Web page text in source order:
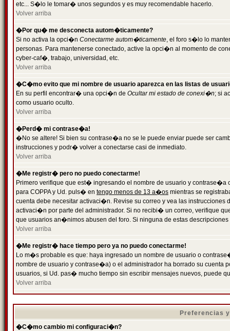
etc... S�lo le tomar� unos segundos y es muy recomendable hacerlo.
Volver arriba
�Por qu� me desconecta autom�ticamente?
Si no activa la opci�n Conectarme autom�ticamente, el foro s�lo lo
personas. Para mantenerse conectado, active la opci�n al momento de
cyber-caf�, trabajo, universidad, etc.
Volver arriba
�C�mo evito que mi nombre de usuario aparezca en las listas de
En su perfil encontrar� una opci�n de Ocultar mi estado de conexi�n; si
como usuario oculto.
Volver arriba
�Perd� mi contrase�a!
�No se altere! Si bien su contrase�a no se le puede enviar puede ser
instrucciones y podr� volver a conectarse casi de inmediato.
Volver arriba
�Me registr� pero no puedo conectarme!
Primero verifique que est� ingresando el nombre de usuario y
para COPPA y Ud. puls� en tengo menos de 13 a�os mientras se
cuenta debe necesitar activaci�n. Revise su correo y vea las
activaci�n por parte del administrador. Si no recibi� un correo, verifique
que usuarios an�nimos abusen del foro. Si ninguna de estas
Volver arriba
�Me registr� hace tiempo pero ya no puedo conectarme!
Lo m�s probable es que: haya ingresado un nombre de usuario o
nombre de usuario y contrase�a) o el administrador ha borrado su
usuarios, si Ud. pas� mucho tiempo sin escribir mensajes nuevos, puede
Volver arriba
Preferencias
�C�mo cambio mi configuraci�n?